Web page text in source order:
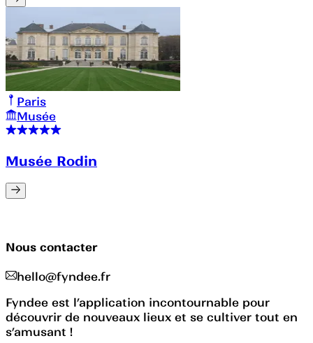
Paris
Musée
Musée Rodin
Nous contacter
hello@fyndee.fr
Fyndee est l’application incontournable pour
découvrir de nouveaux lieux et se cultiver tout en
s’amusant !